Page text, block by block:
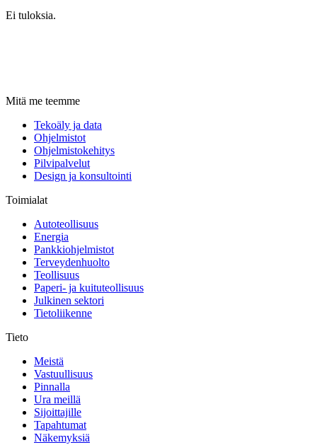
Ei tuloksia.
Mitä me teemme
Tekoäly ja data
Ohjelmistot
Ohjelmistokehitys
Pilvipalvelut
Design ja konsultointi
Toimialat
Autoteollisuus
Energia
Pankkiohjelmistot
Terveydenhuolto
Teollisuus
Paperi- ja kuituteollisuus
Julkinen sektori
Tietoliikenne
Tieto
Meistä
Vastuullisuus
Pinnalla
Ura meillä
Sijoittajille
Tapahtumat
Näkemyksiä